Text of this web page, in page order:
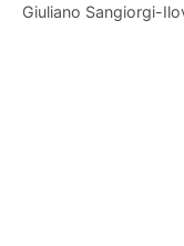
Giuliano Sangiorgi-